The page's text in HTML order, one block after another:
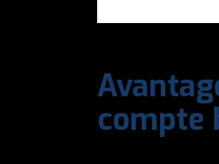
compte